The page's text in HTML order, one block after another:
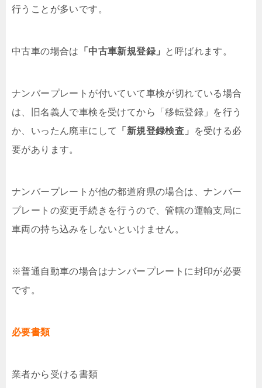
行うことが多いです。
中古車の場合は 「中古車新規登録」 と呼ばれます。
ナンバープレートが付いていて車検が切れている場合
は、旧名義人で車検を受けてから「移転登録」を行う
か、いったん廃車にして
「新規登録検査」
を受ける必
要があります。
ナンバープレートが他の都道府県の場合は、ナンバー
プレートの変更手続きを行うので、管轄の運輸支局に
車両の持ち込みをしないといけません。
※普通自動車の場合はナンバープレートに封印が必要
です。
必要書類
業者から受ける書類